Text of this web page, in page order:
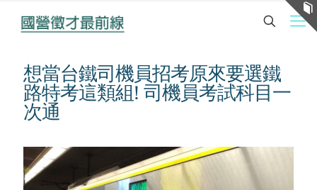
想當台鐵司機員招考原來要選鐵
路特考這類組! 司機員考試科目一
次通